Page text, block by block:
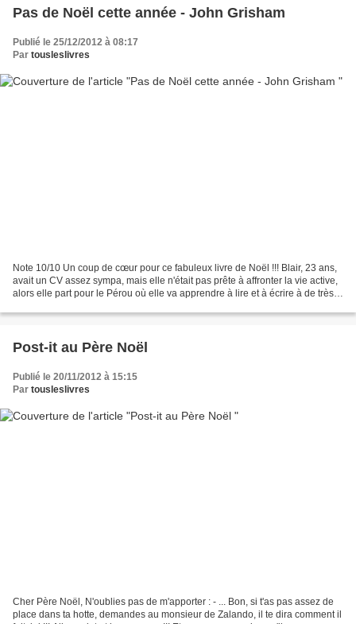
Pas de Noël cette année - John Grisham
Publié le 25/12/2012 à 08:17
Par tousleslivres
Note 10/10 Un coup de cœur pour ce fabuleux livre de Noël !!! Blair, 23 ans,
avait un CV assez sympa, mais elle n'était pas prête à affronter la vie active,
alors elle part pour le Pérou où elle va apprendre à lire et à écrire à de très
Post-it au Père Noël
Publié le 20/11/2012 à 15:15
Par tousleslivres
Cher Père Noël, N'oublies pas de m'apporter : - ... Bon, si t'as pas assez de
place dans ta hotte, demandes au monsieur de Zalando, il te dira comment il